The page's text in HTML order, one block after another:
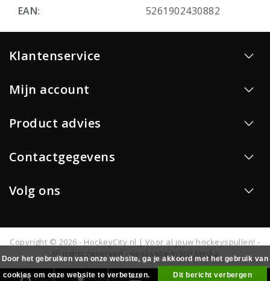
EAN:
5261902430882
Klantenservice
Mijn account
Product advies
Contactgegevens
Volg ons
Copyright © 2026 - HockeyCity.nl | Voor al jouw hockeyspullen! -
All rights reserved - Realisatie InStijl Media
0
Door het gebruiken van onze website, ga je akkoord met het gebruik van
cookies om onze website te verbeteren.
Dit bericht verbergen